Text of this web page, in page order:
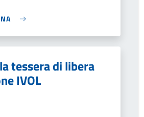
tessera di libera
IVOL